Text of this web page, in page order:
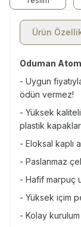
Ürün
Oduman
- Uygun
ödün vermez!
- Yüksek
plastik kapaklar
- Eloksal kaplı
- Paslanmaz
- Hafif marpuç
- Yüksek içim
- Kolay